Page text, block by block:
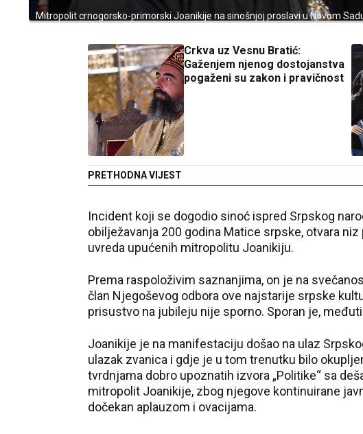
Mitropolit crnogorsko-primorski Joanikije na sinošnjoj proslavi u Novom
Crkva uz Vesnu Bratić:
Gaženjem njenog dostojanstva
pogaženi su zakon i pravičnost
PRETHODNA VIJEST
Incident koji se dogodio sinoć ispred Srpskog
obilježavanja 200 godina Matice srpske, otvara
uvreda upućenih mitropolitu Joanikiju.
Prema raspoloživim saznanjima, on je na
član Njegoševog odbora ove najstarije srpske
prisustvo na jubileju nije sporno. Sporan je,
Joanikije je na manifestaciju došao na ulaz
ulazak zvanica i gdje je u tom trenutku bilo
tvrdnjama dobro upoznatih izvora „Politike“ sa
mitropolit Joanikije, zbog njegove kontinuirane
dočekan aplauzom i ovacijama.